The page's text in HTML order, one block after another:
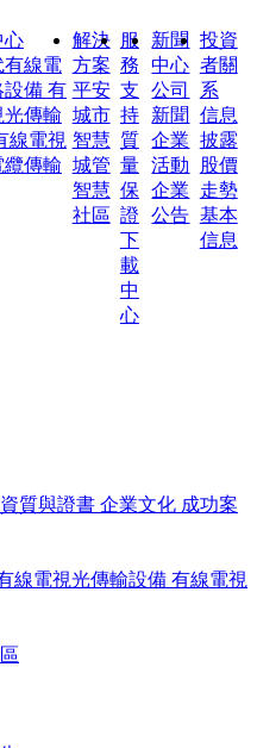
心
線電
設備 有
傳輸
線電視
纜傳輸
解決
方案
平安
城市
智慧
城管
智慧
社區
服
務
支
持
質
量
保
證
下
載
中
心
新聞
中心
公司
新聞
企業
活動
企業
公告
投資
者關
系
信息
披露
股價
走勢
基本
信息
資質與證書 企業文化 成功案
線電視光傳輸設備 有線電視